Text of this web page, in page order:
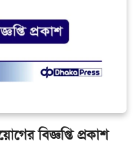
বিজ্ঞপ্তি প্রকাশ